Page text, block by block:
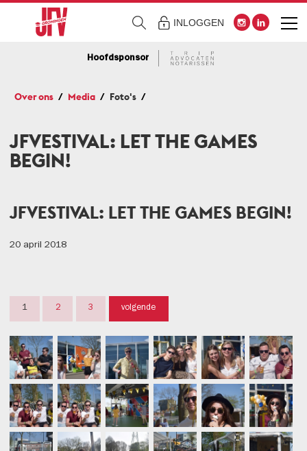
INLOGGEN
Hoofdsponsor
Over ons Media Foto's
JFVESTIVAL: LET THE GAMES
BEGIN!
JFVESTIVAL: LET THE GAMES BEGIN!
20 april 2018
1 2 3 volgende